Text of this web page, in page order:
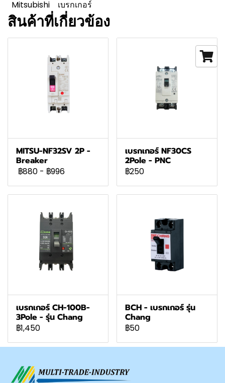
Mitsubishi เบรกเกอร์
สินค้าที่เกี่ยวข้อง
MITSU-NF32SV 2P -
Breaker
฿880 - ฿996
เบรกเกอร์ NF30CS
2Pole - PNC
฿250
เบรกเกอร์ CH-100B-
3Pole - รุ่น Chang
฿1,450
BCH - เบรกเกอร์ รุ่น
Chang
฿50